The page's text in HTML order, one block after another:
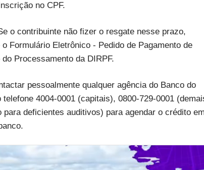
no CPF.
o contribuinte não fizer o resgate nesse prazo,
Formulário Eletrônico - Pedido de Pagamento de
Processamento da DIRPF.
pessoalmente qualquer agência do Banco do
4004-0001 (capitais), 0800-729-0001
deficientes auditivos) para agendar o crédito